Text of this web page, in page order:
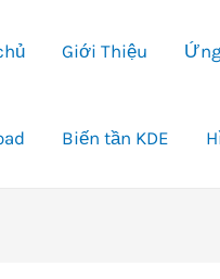
Giới Thiệu
Biến tần KDE